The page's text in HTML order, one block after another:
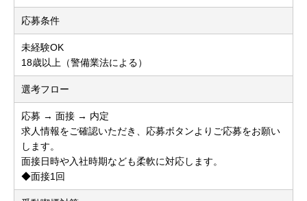
応募条件
未経験OK
18歳以上（警備業法による）
選考フロー
応募 → 面接 → 内定
求人情報をご確認いただき、応募ボタンよりご応募をお願い
します。
面接日時や入社時期なども柔軟に対応します。
◆面接1回